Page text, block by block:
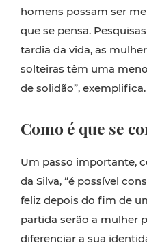
homens possam ser
que se pensa.
tardia da vida, as
solteiras têm uma
de solidão”, exemplifica.
Como é que se
Um passo importante,
da Silva, “é possível
feliz depois do fim de
partida serão a mulher
diferenciar a sua